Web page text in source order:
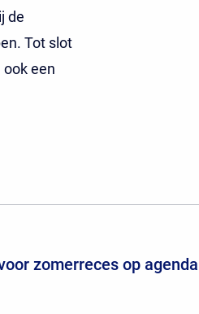
de
Tot slot
een
zomerreces op agenda